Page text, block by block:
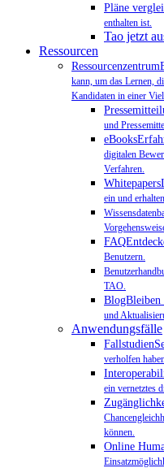
Pläne
enthalten ist.
Tao jetzt
Ressourcen
kann, um das Lernen,
Kandidaten in einer
und
digitalen
Verfahren.
ein und
Benutzern.
TAO.
BlogBleiben
und
Anwendungsfälle
verholfen
ein vernetztes
können.
Online